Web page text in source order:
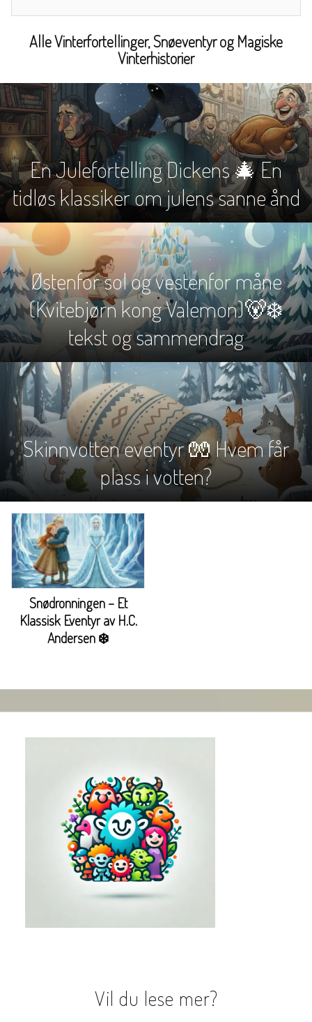
Alle Vinterfortellinger, Snøeventyr og Magiske
Vinterhistorier
En Julefortelling Dickens 🎄 En
tidløs klassiker om julens sanne ånd
Østenfor sol og vestenfor måne
(Kvitebjørn kong Valemon)🐻‍❄️
tekst og sammendrag
Skinnvotten eventyr 🧤 Hvem får
plass i votten?
Snødronningen – Et
Klassisk Eventyr av H.C.
Andersen ❄️
Vil du lese mer?